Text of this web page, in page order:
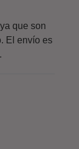
que son
El envío es